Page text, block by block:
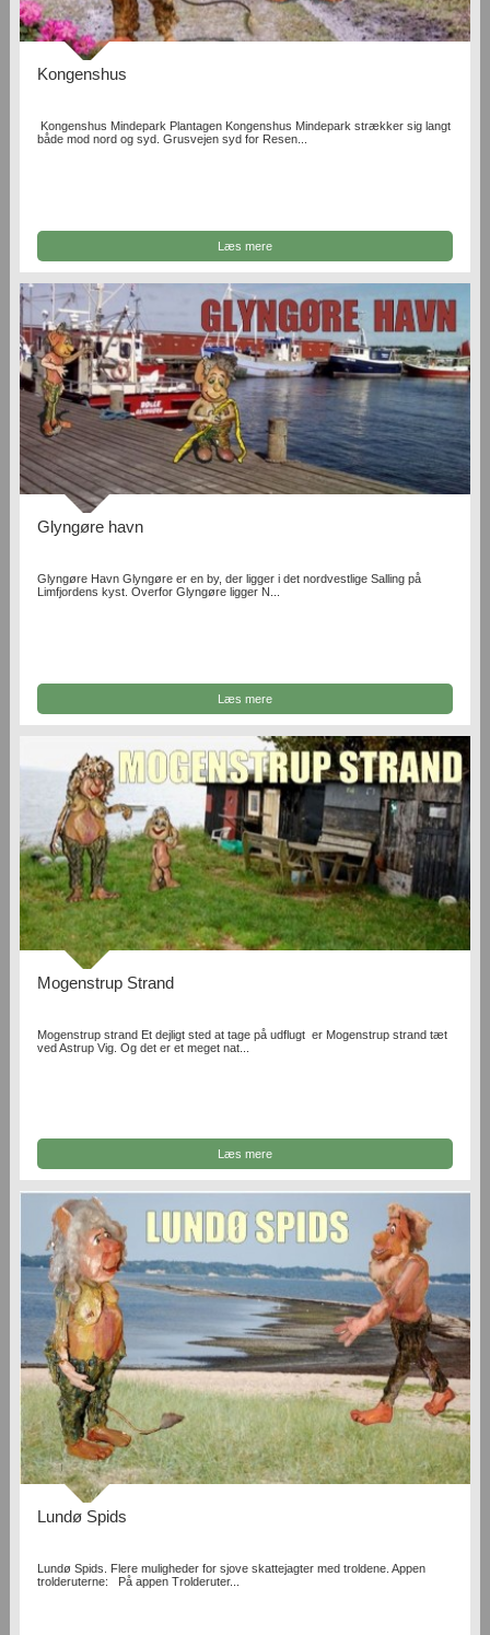
Kongenshus
Kongenshus Mindepark Plantagen Kongenshus Mindepark strækker sig langt
både mod nord og syd. Grusvejen syd for Resen...
Læs mere
Glyngøre havn
Glyngøre Havn Glyngøre er en by, der ligger i det nordvestlige Salling på
Limfjordens kyst. Overfor Glyngøre ligger N...
Læs mere
Mogenstrup Strand
Mogenstrup strand Et dejligt sted at tage på udflugt er Mogenstrup strand tæt
ved Astrup Vig. Og det er et meget nat...
Læs mere
Lundø Spids
Lundø Spids. Flere muligheder for sjove skattejagter med troldene. Appen
trolderuterne: På appen Trolderuter...